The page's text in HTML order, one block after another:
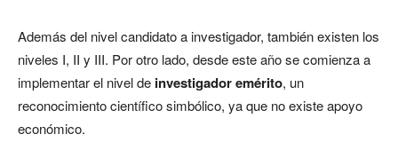
Además del nivel candidato a investigador, también existen los
niveles I, II y III. Por otro lado, desde este año se comienza a
implementar el nivel de investigador emérito, un
reconocimiento científico simbólico, ya que no existe apoyo
económico.